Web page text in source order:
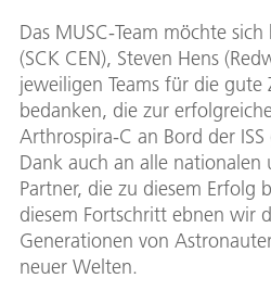
Das MUSC-Team möchte
(SCK CEN), Steven Hens
jeweiligen Teams für die gute
bedanken, die zur
Arthrospira-C an Bord der
Dank auch an alle
Partner, die zu diesem Erfolg
diesem Fortschritt ebnen wir
Generationen von
neuer Welten.